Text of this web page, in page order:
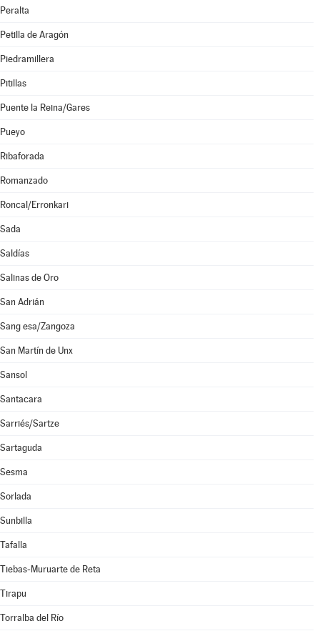
Peralta
Petilla de Aragón
Piedramillera
Pitillas
Puente la Reina/Gares
Pueyo
Ribaforada
Romanzado
Roncal/Erronkari
Sada
Saldías
Salinas de Oro
San Adrián
Sang esa/Zangoza
San Martín de Unx
Sansol
Santacara
Sarriés/Sartze
Sartaguda
Sesma
Sorlada
Sunbilla
Tafalla
Tiebas-Muruarte de Reta
Tirapu
Torralba del Río